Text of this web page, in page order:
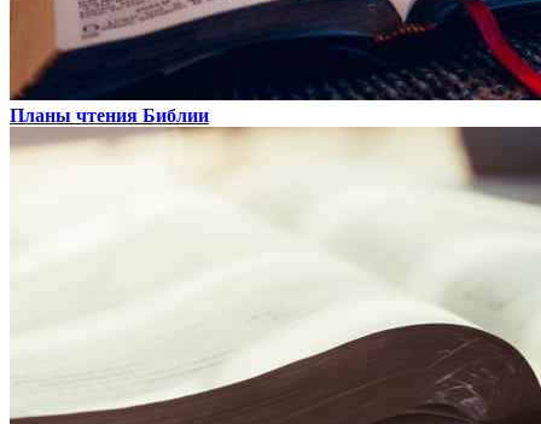
Планы чтения Библии